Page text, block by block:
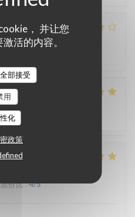
， 并让您
活的内容。
部接受
用
化
政策
质价比
质价比:4/5